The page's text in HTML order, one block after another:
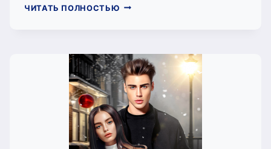
ЧИТАТЬ ПОЛНОСТЬЮ ЗАЖГИ
СЬЮ)